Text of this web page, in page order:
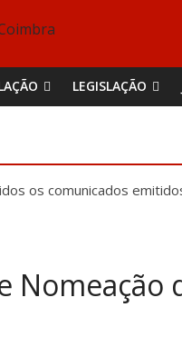
LEGISLAÇÃO
os comunicados
Nomeação